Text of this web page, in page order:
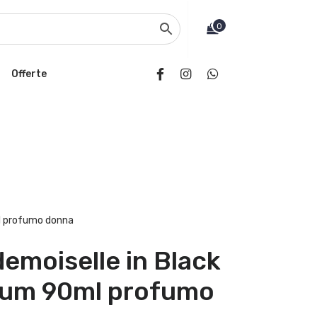
0
Offerte
profumo donna
in Black
90ml profumo